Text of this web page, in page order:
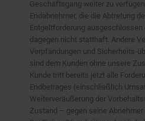
Geschäftsgang weiter zu
Endabnehmer, die die Abtretung
Entgeltforderung
dagegen nicht statthaft. Andere
Verpfändungen und Sicherheits-
sind dem Kunden ohne unsere
Kunde tritt bereits jetzt alle
Endbetrages (einschließlich
Weiterveräußerung der
Zustand – gegen seine